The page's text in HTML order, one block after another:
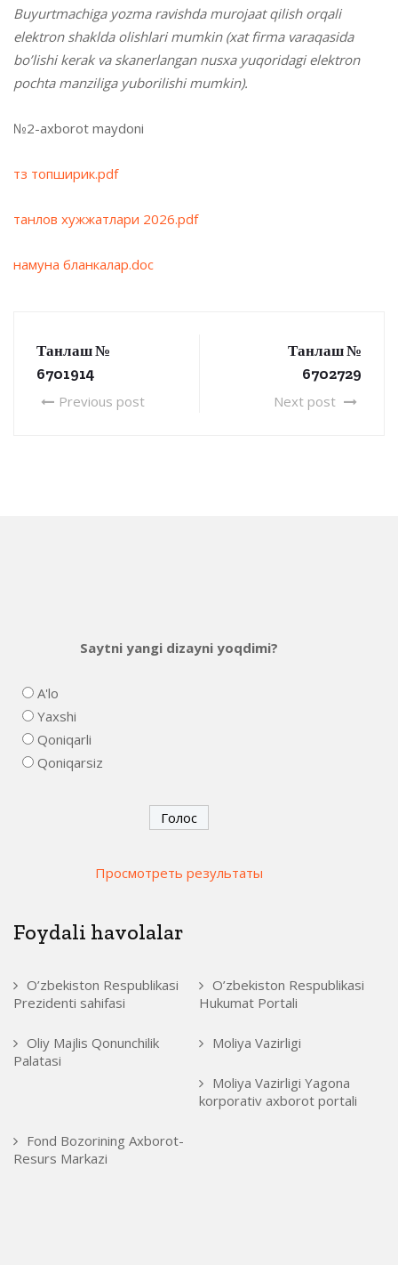
Buyurtmachiga yozma ravishda murojaat qilish orqali
elektron shaklda olishlari mumkin (xat firma varaqasida
bo’lishi kerak va skanerlangan nusxa yuqoridagi elektron
pochta manziliga yuborilishi mumkin).
№2-axborot maydoni
тз топширик.pdf
танлов хужжатлари 2026.pdf
намуна бланкалар.doc
Танлаш №
6701914
Previous post
Танлаш №
6702729
Next post
Saytni yangi dizayni yoqdimi?
A'lo
Yaxshi
Qoniqarli
Qoniqarsiz
Просмотреть результаты
Foydali havolalar
O’zbekiston Respublikasi
Prezidenti sahifasi
O’zbekiston Respublikasi
Hukumat Portali
Oliy Majlis Qonunchilik
Palatasi
Moliya Vazirligi
Moliya Vazirligi Yagona
korporativ axborot portali
Fond Bozorining Axborot-
Resurs Markazi